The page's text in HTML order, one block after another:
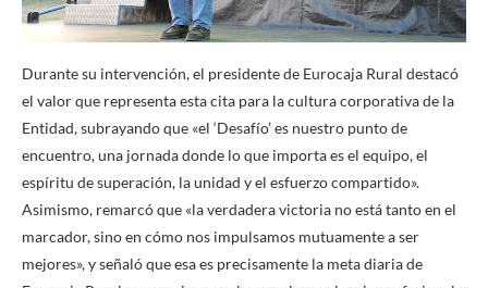
Durante su intervención, el presidente de Eurocaja Rural destacó
el valor que representa esta cita para la cultura corporativa de la
Entidad, subrayando que «el ‘Desafío’ es nuestro punto de
encuentro, una jornada donde lo que importa es el equipo, el
espíritu de superación, la unidad y el esfuerzo compartido».
Asimismo, remarcó que «la verdadera victoria no está tanto en el
marcador, sino en cómo nos impulsamos mutuamente a ser
mejores», y señaló que esa es precisamente la meta diaria de